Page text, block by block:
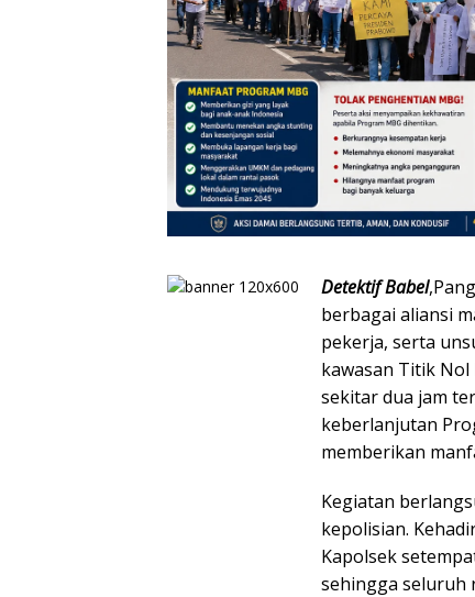
Detektif Babel
berbagai aliansi
pekerja, serta
kawasan Titik
sekitar dua jam
keberlanjutan
memberikan
Kegiatan
kepolisian.
Kapolsek
sehingga seluruh